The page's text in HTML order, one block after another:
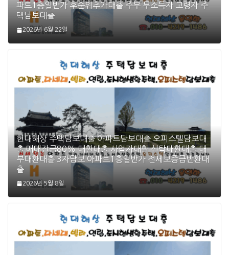
파트1층일반가 후순위추가대출 주부 무소득자 고령자 주
택담보대출
2026년 6월 22일
현대해상 주택담보대출 아파트담보대출 오피스텔담보대
출 매매잔금80% 대환대출 사업자대환 신탁대환대출 대
부대환대출 3자담보 아파트1층일반가 전세보증금반환대
출
2026년 5월 8일